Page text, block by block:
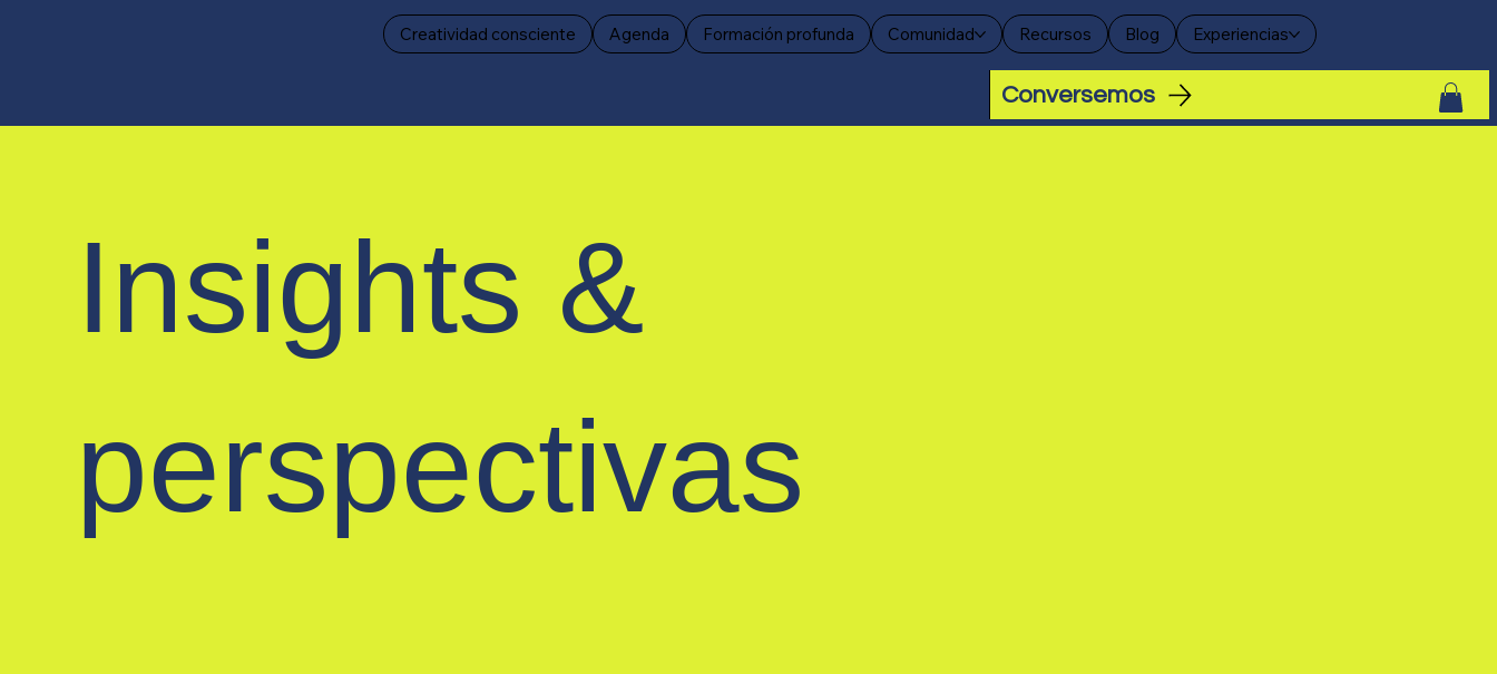
Conversemos
Creatividad consciente Agenda Formación profunda Comunidad Recursos Blog Experiencias
Insights &
perspectivas